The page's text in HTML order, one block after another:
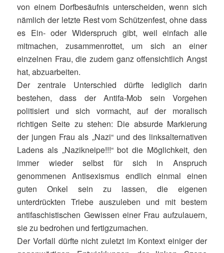
von einem Dorfbesäufnis unterscheiden, wenn sich
nämlich der letzte Rest vom Schützenfest, ohne dass
es Ein- oder Widerspruch gibt, weil einfach alle
mitmachen, zusammenrottet, um sich an einer
einzelnen Frau, die zudem ganz offensichtlich Angst
hat, abzuarbeiten.
Der zentrale Unterschied dürfte lediglich darin
bestehen, dass der Antifa-Mob sein Vorgehen
politisiert und sich vormacht, auf der moralisch
richtigen Seite zu stehen: Die absurde Markierung
der jungen Frau als „Nazi“ und des linksalternativen
Ladens als „Nazikneipe!!!“ bot die Möglichkeit, den
immer wieder selbst für sich in Anspruch
genommenen Antisexismus endlich einmal einen
guten Onkel sein zu lassen, die eigenen
unterdrückten Triebe auszuleben und mit bestem
antifaschistischen Gewissen einer Frau aufzulauern,
sie zu bedrohen und fertigzumachen.
Der Vorfall dürfte nicht zuletzt im Kontext einiger der